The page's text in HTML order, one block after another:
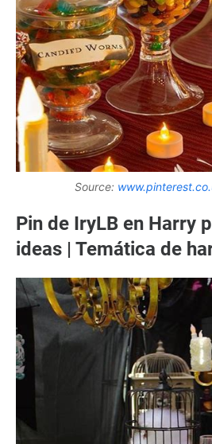
Source:
Pin de IryLB en Harry
ideas | Temática de